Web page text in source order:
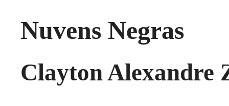
Nuvens Negras
Clayton Alexandre